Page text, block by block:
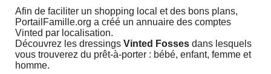
Afin de faciliter un shopping local et des bons plans,
PortailFamille.org a créé un annuaire des comptes
Vinted par localisation.
Découvrez les dressings Vinted Fosses dans lesquels
vous trouverez du prêt-à-porter : bébé, enfant, femme et
homme.